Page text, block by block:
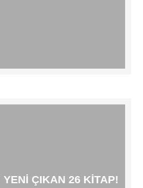
ÇIKAN 26 KITAP!